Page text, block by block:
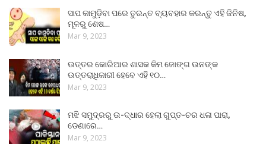
ସାପ କାମୁଡ଼ିବା ପରେ ତୁରନ୍ତ ବ୍ୟବହାର କରନ୍ତୁ ଏହି ଜିନିଷ,
ମୂଳରୁ ଶେଷ…
Mar 9, 2023
ଉତ୍ତର କୋରିଆର ଶାସକ କିମ ଜୋଙ୍ଗ ଉନଙ୍କ
ଉତ୍ତରାଧିକାରୀ ହେବେ ଏହି ୧୦…
Mar 9, 2023
ମଝି ସମୁଦ୍ରରୁ ଉ-ଦ୍ଧାର ହେଲା ଗୁପ୍ତ-ଚର ଧଳା ପାରା,
ଡେଣାରେ…
Mar 9, 2023